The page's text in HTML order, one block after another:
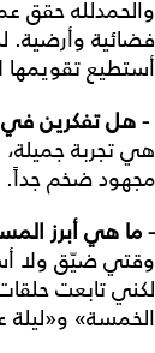
فضائية وأرضية.
أستطيع تقويمها
- هل تفكرين في
هي تجربة
مجهود ضخم جداً.
- ما هي أبرز
وقتي ضيّق ولا
لكني تابعت
الخمسة» و«ليلة